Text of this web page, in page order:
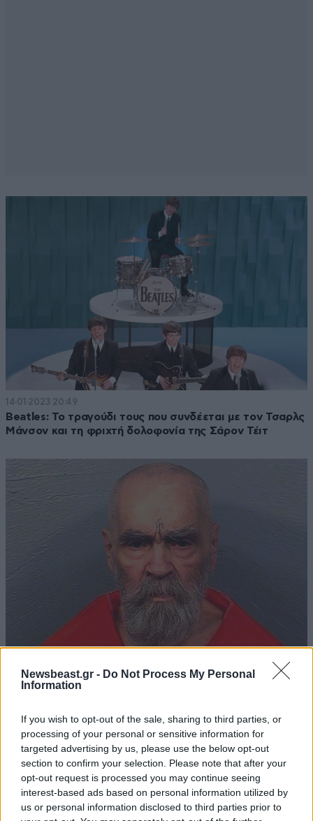
Newsbeast.gr - Do Not Process My Personal
Information
If you wish to opt-out of the sale, sharing to third parties, or
processing of your personal or sensitive information for
targeted advertising by us, please use the below opt-out
section to confirm your selection. Please note that after your
opt-out request is processed you may continue seeing
interest-based ads based on personal information utilized by
us or personal information disclosed to third parties prior to
14·01·2023 20:49
Beatles: Το τραγούδι τους που συνδέεται με τον Τσαρλς
Μάνσον και τη φριχτή δολοφονία της Σάρον Τέιτ
Πουλήθηκε το σπίτι του Τσαρλς Μάνσον – Ο αγοραστής
κατέβαλε περίπου 1,9 εκατ. δολάρια